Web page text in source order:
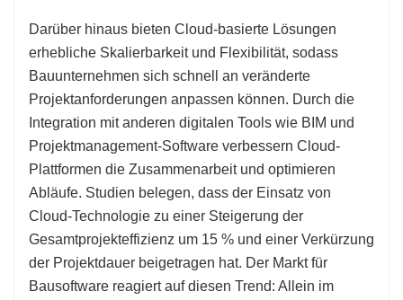
Darüber hinaus bieten Cloud-basierte Lösungen
erhebliche Skalierbarkeit und Flexibilität, sodass
Bauunternehmen sich schnell an veränderte
Projektanforderungen anpassen können. Durch die
Integration mit anderen digitalen Tools wie BIM und
Projektmanagement-Software verbessern Cloud-
Plattformen die Zusammenarbeit und optimieren
Abläufe. Studien belegen, dass der Einsatz von
Cloud-Technologie zu einer Steigerung der
Gesamtprojekteffizienz um 15 % und einer Verkürzung
der Projektdauer beigetragen hat. Der Markt für
Bausoftware reagiert auf diesen Trend: Allein im